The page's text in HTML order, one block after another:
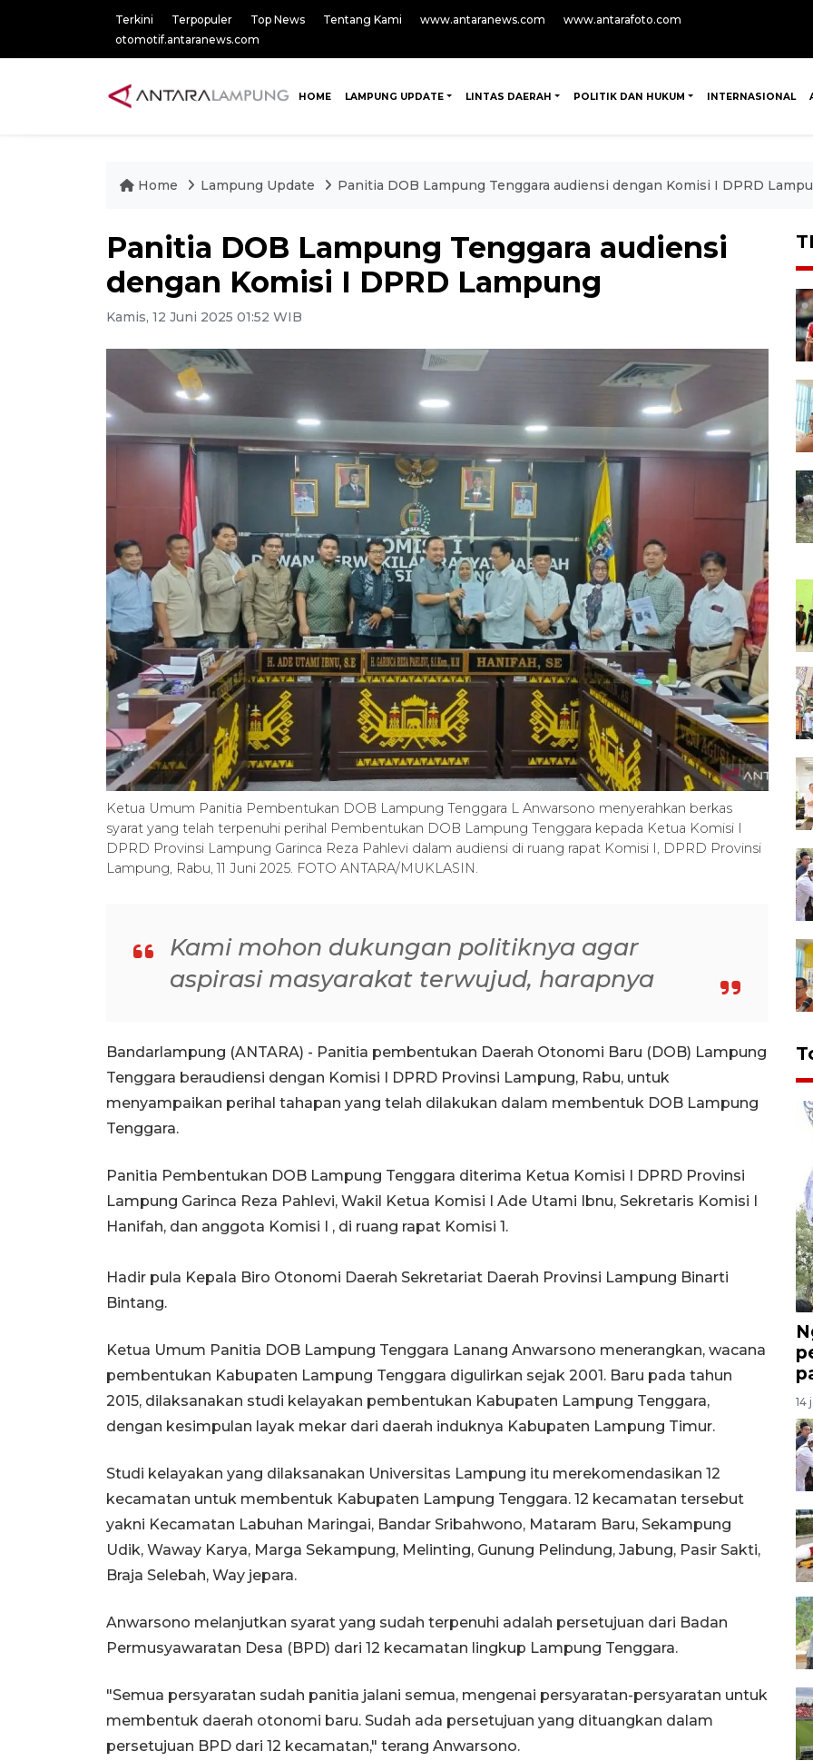
Terkini Terpopuler Top News Tentang Kami www.antaranews.com
www.antarafoto.com
otomotif.antaranews.com
HOME LAMPUNG UPDATE LINTAS DAERAH POLITIK DAN HUKUM INTERNASIONAL
Home Lampung Update Panitia DOB Lampung Tenggara audiensi dengan Komisi I DPRD
Panitia DOB Lampung Tenggara audiensi
dengan Komisi I DPRD Lampung
Kamis, 12 Juni 2025 01:52 WIB
Ketua Umum Panitia Pembentukan DOB Lampung Tenggara L Anwarsono menyerahkan berkas
syarat yang telah terpenuhi perihal Pembentukan DOB Lampung Tenggara kepada Ketua Komisi I
DPRD Provinsi Lampung Garinca Reza Pahlevi dalam audiensi di ruang rapat Komisi I, DPRD Provinsi
Lampung, Rabu, 11 Juni 2025. FOTO ANTARA/MUKLASIN.
Kami mohon dukungan politiknya agar
aspirasi masyarakat terwujud, harapnya
Bandarlampung (ANTARA) - Panitia pembentukan Daerah Otonomi Baru (DOB) Lampung
Tenggara beraudiensi dengan Komisi I DPRD Provinsi Lampung, Rabu, untuk
menyampaikan perihal tahapan yang telah dilakukan dalam membentuk DOB Lampung
Tenggara.
Panitia Pembentukan DOB Lampung Tenggara diterima Ketua Komisi I DPRD Provinsi
Lampung Garinca Reza Pahlevi, Wakil Ketua Komisi I Ade Utami Ibnu, Sekretaris Komisi I
Hanifah, dan anggota Komisi I , di ruang rapat Komisi 1.
Hadir pula Kepala Biro Otonomi Daerah Sekretariat Daerah Provinsi Lampung Binarti
Bintang.
Ketua Umum Panitia DOB Lampung Tenggara Lanang Anwarsono menerangkan, wacana
pembentukan Kabupaten Lampung Tenggara digulirkan sejak 2001. Baru pada tahun
2015, dilaksanakan studi kelayakan pembentukan Kabupaten Lampung Tenggara,
dengan kesimpulan layak mekar dari daerah induknya Kabupaten Lampung Timur.
Studi kelayakan yang dilaksanakan Universitas Lampung itu merekomendasikan 12
kecamatan untuk membentuk Kabupaten Lampung Tenggara. 12 kecamatan tersebut
yakni Kecamatan Labuhan Maringai, Bandar Sribahwono, Mataram Baru, Sekampung
Udik, Waway Karya, Marga Sekampung, Melinting, Gunung Pelindung, Jabung, Pasir Sakti,
Braja Selebah, Way jepara.
Anwarsono melanjutkan syarat yang sudah terpenuhi adalah persetujuan dari Badan
Permusyawaratan Desa (BPD) dari 12 kecamatan lingkup Lampung Tenggara.
"Semua persyaratan sudah panitia jalani semua, mengenai persyaratan-persyaratan untuk
membentuk daerah otonomi baru. Sudah ada persetujuan yang dituangkan dalam
persetujuan BPD dari 12 kecamatan," terang Anwarsono.
14